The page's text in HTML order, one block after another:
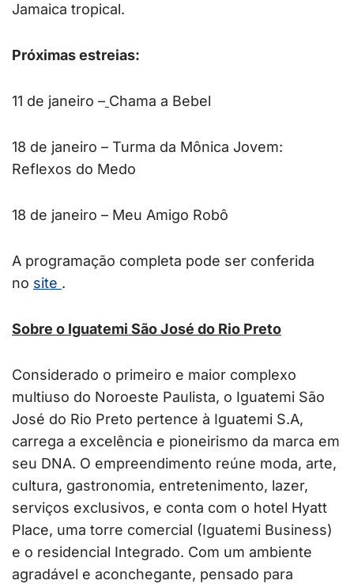
Jamaica tropical.
Próximas estreias:
11 de janeiro – Chama a Bebel
18 de janeiro – Turma da Mônica Jovem:
Reflexos do Medo
18 de janeiro – Meu Amigo Robô
A programação completa pode ser conferida
no site .
Sobre o Iguatemi São José do Rio Preto
Considerado o primeiro e maior complexo
multiuso do Noroeste Paulista, o Iguatemi São
José do Rio Preto pertence à Iguatemi S.A,
carrega a excelência e pioneirismo da marca em
seu DNA. O empreendimento reúne moda, arte,
cultura, gastronomia, entretenimento, lazer,
serviços exclusivos, e conta com o hotel Hyatt
Place, uma torre comercial (Iguatemi Business)
e o residencial Integrado. Com um ambiente
agradável e aconchegante, pensado para